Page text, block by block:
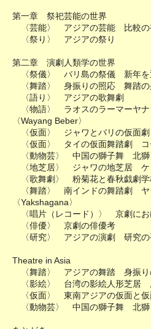
第一章 祭祀芸能の世界
〈芸能〉 アジアの芸能 比較の
〈祭り〉 アジアの祭り
第二章 演劇人類学の世界
〈祭儀〉 バリ島の祭儀 新年を
〈舞踏〉 身振りの照応 舞踏の
〈語り〉 アジアの歌舞劇
〈物語〉 ラオスのラーマーヤ
〈Wayang Beber〉
〈仮面〉 ジャワとバリの仮面劇
〈仮面〉 タイの仮面舞踏劇 コ
〈動物芸〉 中国の獅子舞 北獅
〈地芝居〉 ジャワの地芝居 ケ
〈歌舞劇〉 粉菊花と春秋戯劇
〈舞踏〉 南インドの舞踏劇 ヤ
〈Yakshagana〉
〈唱片（レコード）〉 京劇にお
〈俳優〉 京劇の俳優考
〈研究〉 アジアの演劇 研究の
Theatre in Asia
〈舞踏〉 アジアの舞踏 身振り
〈影絵〉 台湾の影絵人形芝居
〈仮面〉 東南アジアの仮面と仮
〈動物芸〉 中国の獅子舞 北獅